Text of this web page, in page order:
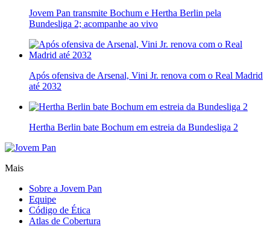
Jovem Pan transmite Bochum e Hertha Berlin pela
Bundesliga 2; acompanhe ao vivo
Após ofensiva de Arsenal, Vini Jr. renova com o Real Madrid
até 2032
Hertha Berlin bate Bochum em estreia da Bundesliga 2
Mais
Sobre a Jovem Pan
Equipe
Código de Ética
Atlas de Cobertura